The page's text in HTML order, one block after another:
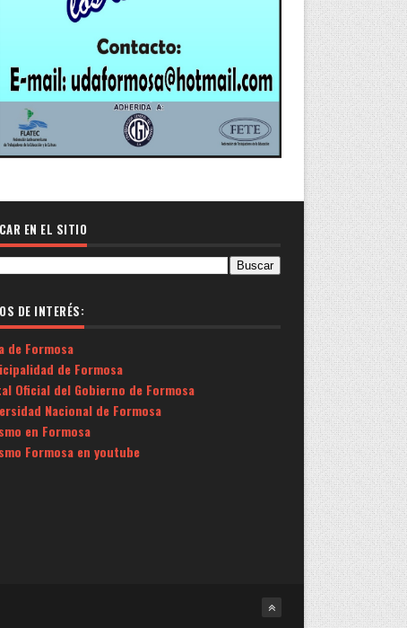
EN EL SITIO
DE INTERÉS:
de Formosa
de Formosa
Oficial del Gobierno de Formosa
Nacional de Formosa
en Formosa
Formosa en youtube